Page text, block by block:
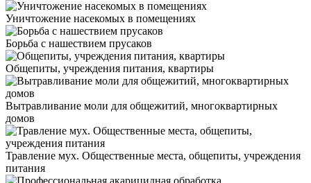
Уничтожение насекомых в помещениях
Борьба с нашествием прусаков
Общепиты, учреждения питания, квартиры
Вытравливание моли для общежитий, многоквартирных
домов
Травление мух. Общественные места, общепиты, учреждения
питания